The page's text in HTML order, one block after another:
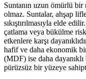
Suntanın uzun ömürlü
olmaz. Suntalar, ahşap
sıkıştırılmasıyla elde
çatlama veya bükülme
etkenlere karşı
hafif ve daha ekonomik
(MDF) ise daha
pürüzsüz bir yüzeye